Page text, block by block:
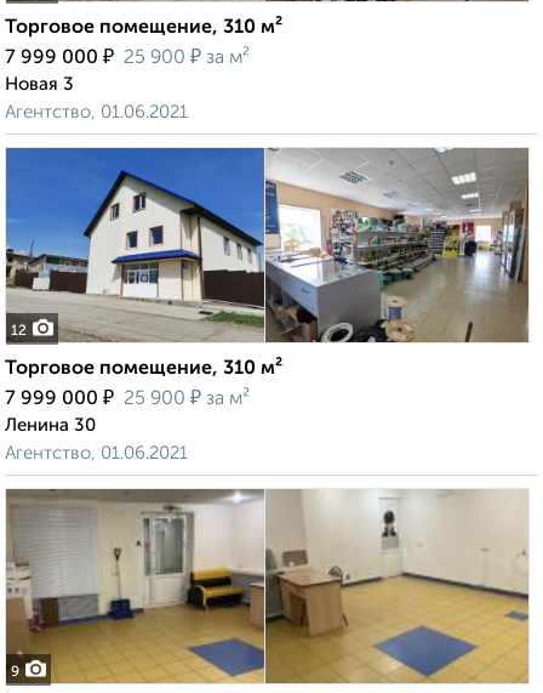
Торговое помещение, 310 м²
7 999 000 ₽ 25 900 ₽ за м²
Новая 3
Агентство, 01.06.2021
12
Торговое помещение, 310 м²
7 999 000 ₽ 25 900 ₽ за м²
Ленина 30
Агентство, 01.06.2021
9